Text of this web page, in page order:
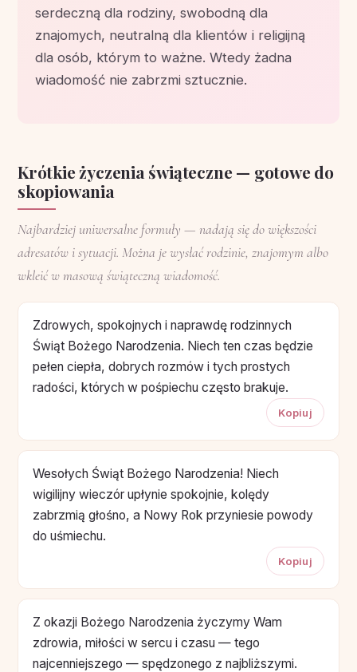
serdeczną dla rodziny, swobodną dla
znajomych, neutralną dla klientów i religijną
dla osób, którym to ważne. Wtedy żadna
wiadomość nie zabrzmi sztucznie.
Krótkie życzenia świąteczne — gotowe do
skopiowania
Najbardziej uniwersalne formuły — nadają się do większości
adresatów i sytuacji. Można je wysłać rodzinie, znajomym albo
wkleić w masową świąteczną wiadomość.
Zdrowych, spokojnych i naprawdę rodzinnych
Świąt Bożego Narodzenia. Niech ten czas będzie
pełen ciepła, dobrych rozmów i tych prostych
radości, których w pośpiechu często brakuje.
Kopiuj
Wesołych Świąt Bożego Narodzenia! Niech
wigilijny wieczór upłynie spokojnie, kolędy
zabrzmią głośno, a Nowy Rok przyniesie powody
do uśmiechu.
Kopiuj
Z okazji Bożego Narodzenia życzymy Wam
zdrowia, miłości w sercu i czasu — tego
najcenniejszego — spędzonego z najbliższymi.